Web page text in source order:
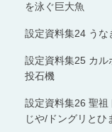
を泳ぐ巨大魚
設定資料集24 うな
設定資料集25 カル
投石機
設定資料集26 聖
じや/ドングリとひ